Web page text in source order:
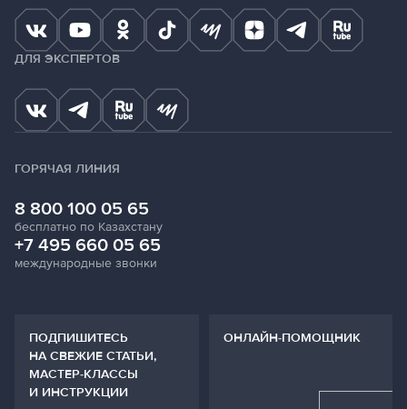
ДЛЯ ЭКСПЕРТОВ
ГОРЯЧАЯ ЛИНИЯ
8 800 100 05 65
бесплатно по Казахстану
+7 495 660 05 65
международные звонки
ПОДПИШИТЕСЬ
НА СВЕЖИЕ СТАТЬИ,
МАСТЕР-КЛАССЫ
И ИНСТРУКЦИИ
ОНЛАЙН-ПОМОЩНИК